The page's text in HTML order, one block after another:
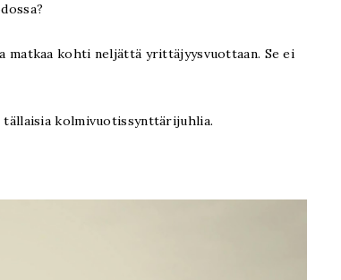
matkaa kohti neljättä yrittäjyysvuottaan. Se ei
tällaisia kolmivuotissynttärijuhlia.